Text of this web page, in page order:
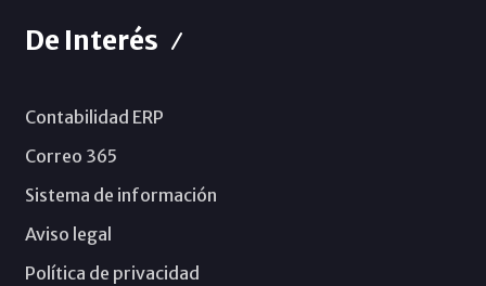
De Interés
Contabilidad ERP
Correo 365
Sistema de información
Aviso legal
Política de privacidad